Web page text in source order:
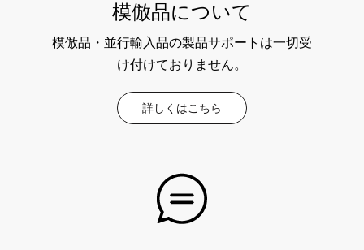
模倣品について
模倣品・並行輸入品の製品サポートは一切受
け付けておりません。
詳しくはこちら